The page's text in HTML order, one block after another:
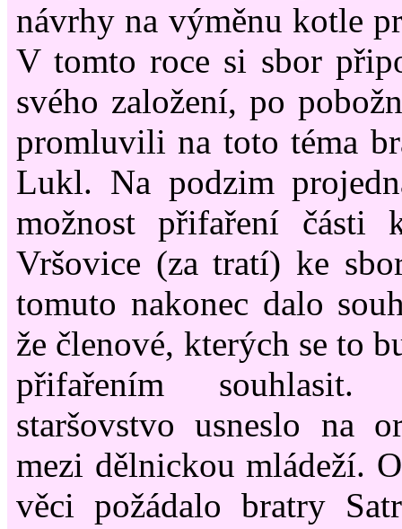
návrhy na výměnu kotle
V tomto roce si sbor
svého založení, po
promluvili na toto téma
Lukl. Na podzim
možnost přifaření části
Vršovice (za tratí) ke
tomuto nakonec dalo
že členové, kterých se to
přifařením souhlasit.
staršovstvo usneslo na
mezi dělnickou mládeží.
věci požádalo bratry